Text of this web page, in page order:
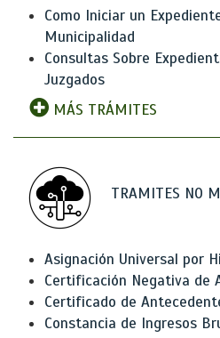
Como Iniciar un
Municipalidad
Consultas Sobre
Juzgados
MÁS TRÁMITES
TRAMITES NO
Asignación Universal por
Certificación Negativa de
Certificado de
Constancia de Ingresos